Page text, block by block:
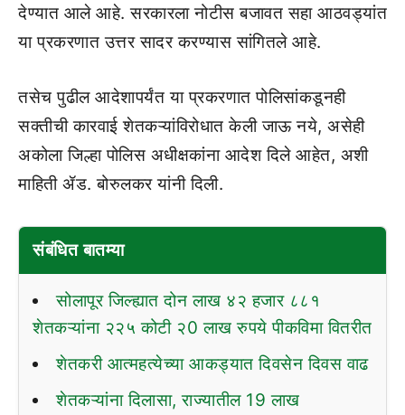
देण्यात आले आहे. सरकारला नोटीस बजावत सहा आठवड्यांत
या प्रकरणात उत्तर सादर करण्यास सांगितले आहे.
तसेच पुढील आदेशापर्यंत या प्रकरणात पोलिसांकडूनही
सक्‍तीची कारवाई शेतकऱ्यांविरोधात केली जाऊ नये, असेही
अकोला जिल्हा पोलिस अधीक्षकांना आदेश दिले आहेत, अशी
माहिती ॲड. बोरुलकर यांनी दिली.
संबंधित बातम्या
सोलापूर जिल्ह्यात दोन लाख ४२ हजार ८८१
शेतकऱ्यांना २२५ कोटी २0 लाख रुपये पीकविमा वितरीत
शेतकरी आत्महत्येच्या आकड्यात दिवसेन दिवस वाढ
शेतकऱ्यांना दिलासा, राज्यातील 19 लाख